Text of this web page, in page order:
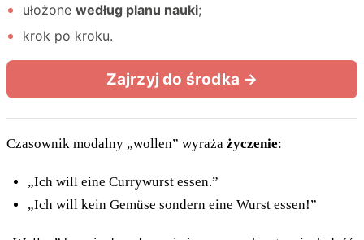
Czasownik modalny „wollen” wyraża życzenie:
„Ich will eine Currywurst essen.”
„Ich will kein Gemüse sondern eine Wurst essen!”